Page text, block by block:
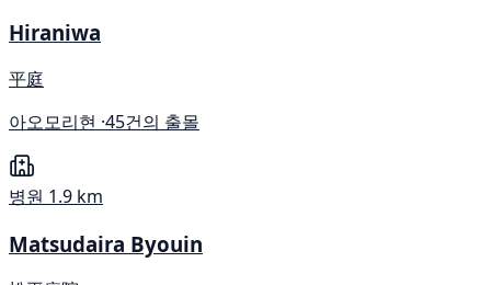
Hiraniwa
平庭
아오모리현 ·45건의 출몰
병원 1.9 km
Matsudaira Byouin